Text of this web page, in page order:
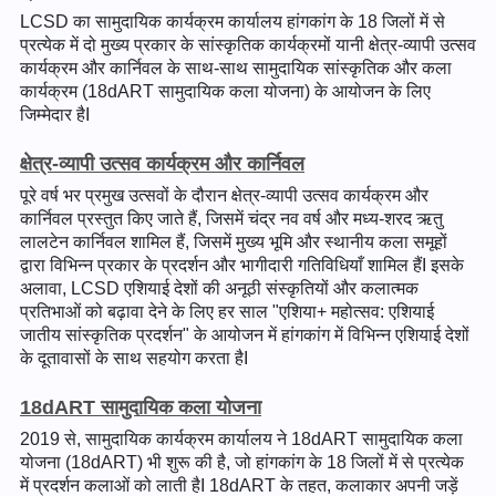
LCSD का सामुदायिक कार्यक्रम कार्यालय हांगकांग के 18 जिलों में से
प्रत्येक में दो मुख्य प्रकार के सांस्कृतिक कार्यक्रमों यानी क्षेत्र-व्यापी उत्सव
कार्यक्रम और कार्निवल के साथ-साथ सामुदायिक सांस्कृतिक और कला
कार्यक्रम (18dART सामुदायिक कला योजना) के आयोजन के लिए
जिम्मेदार हैI
क्षेत्र-व्यापी उत्सव कार्यक्रम और कार्निवल
पूरे वर्ष भर प्रमुख उत्सवों के दौरान क्षेत्र-व्यापी उत्सव कार्यक्रम और
कार्निवल प्रस्तुत किए जाते हैं, जिसमें चंद्र नव वर्ष और मध्य-शरद ऋतु
लालटेन कार्निवल शामिल हैं, जिसमें मुख्य भूमि और स्थानीय कला समूहों
द्वारा विभिन्न प्रकार के प्रदर्शन और भागीदारी गतिविधियाँ शामिल हैंI इसके
अलावा, LCSD एशियाई देशों की अनूठी संस्कृतियों और कलात्मक
प्रतिभाओं को बढ़ावा देने के लिए हर साल "एशिया+ महोत्सव: एशियाई
जातीय सांस्कृतिक प्रदर्शन" के आयोजन में हांगकांग में विभिन्न एशियाई देशों
के दूतावासों के साथ सहयोग करता हैI
18dART सामुदायिक कला योजना
2019 से, सामुदायिक कार्यक्रम कार्यालय ने 18dART सामुदायिक कला
योजना (18dART) भी शुरू की है, जो हांगकांग के 18 जिलों में से प्रत्येक
में प्रदर्शन कलाओं को लाती हैI 18dART के तहत, कलाकार अपनी जड़ें